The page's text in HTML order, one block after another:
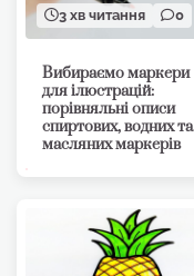
3 хв читання 0
Вибираємо маркери
для ілюстрацій:
порівняльні описи
спиртових, водних та
масляних маркерів